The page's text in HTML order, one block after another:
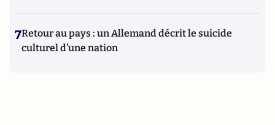
7Retour au pays : un Allemand décrit le suicide
culturel d’une nation